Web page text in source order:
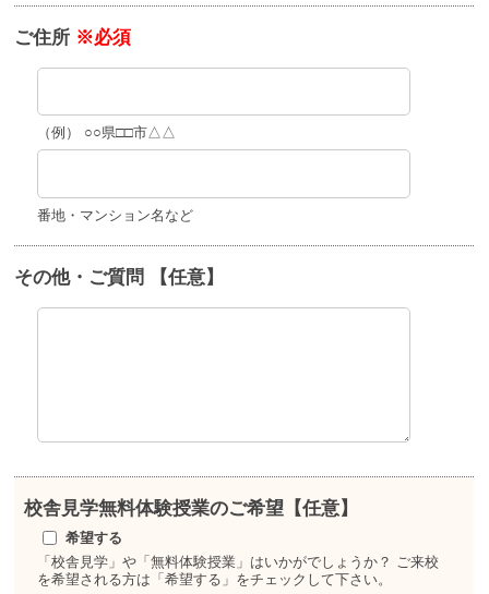
ご住所 ※必須
（例） ○○県□□市△△
番地・マンション名など
その他・ご質問 【任意】
校舎見学無料体験授業のご希望【任意】
希望する
「校舎見学」や「無料体験授業」はいかがでしょうか？ ご来校
を希望される方は「希望する」をチェックして下さい。